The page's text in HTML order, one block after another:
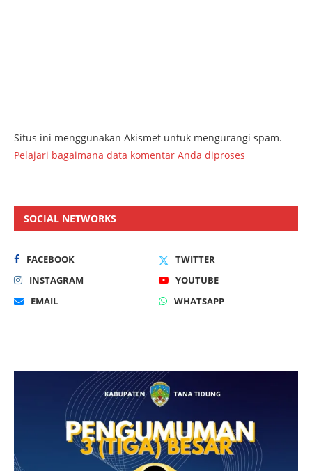
Situs ini menggunakan Akismet untuk mengurangi spam.
Pelajari bagaimana data komentar Anda diproses
SOCIAL NETWORKS
FACEBOOK
TWITTER
INSTAGRAM
YOUTUBE
EMAIL
WHATSAPP